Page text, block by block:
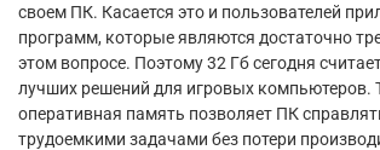
своем ПК. Касается это и пользователей
программ, которые являются достаточно
этом вопросе. Поэтому 32 Гб сегодня
лучших решений для игровых компьютеров.
оперативная память позволяет ПК
трудоемкими задачами без потери